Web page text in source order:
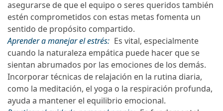
asegurarse de que el equipo o seres queridos también
estén comprometidos con estas metas fomenta un
sentido de propósito compartido.
Aprender a manejar el estrés: Es vital, especialmente
cuando la naturaleza empática puede hacer que se
sientan abrumados por las emociones de los demás.
Incorporar técnicas de relajación en la rutina diaria,
como la meditación, el yoga o la respiración profunda,
ayuda a mantener el equilibrio emocional.